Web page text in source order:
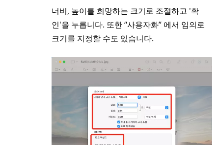
너비, 높이를 희망하는 크기로 조절하고 '확
인'을 누릅니다. 또한 “사용자화” 에서 임의로
크기를 지정할 수도 있습니다.